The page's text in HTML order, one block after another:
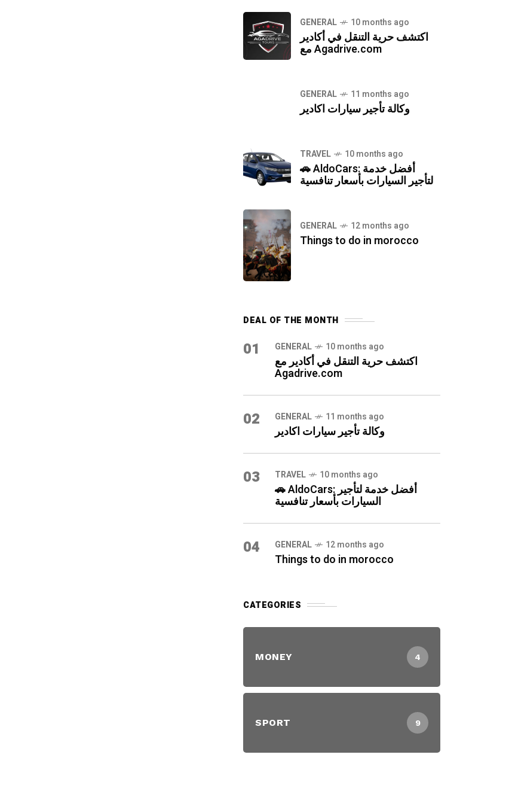
GENERAL 10 months ago
اكتشف حرية التنقل في أكادير
مع Agadrive.com
GENERAL 11 months ago
وكالة تأجير سيارات اكادير
TRAVEL 10 months ago
🚗 AldoCars: أفضل خدمة
لتأجير السيارات بأسعار تنافسية
GENERAL 12 months ago
Things to do in morocco
DEAL OF THE MONTH
01 GENERAL 10 months ago
اكتشف حرية التنقل في أكادير مع
Agadrive.com
02 GENERAL 11 months ago
وكالة تأجير سيارات اكادير
03 TRAVEL 10 months ago
🚗 AldoCars: أفضل خدمة لتأجير
السيارات بأسعار تنافسية
04 GENERAL 12 months ago
Things to do in morocco
CATEGORIES
MONEY 4
SPORT 9